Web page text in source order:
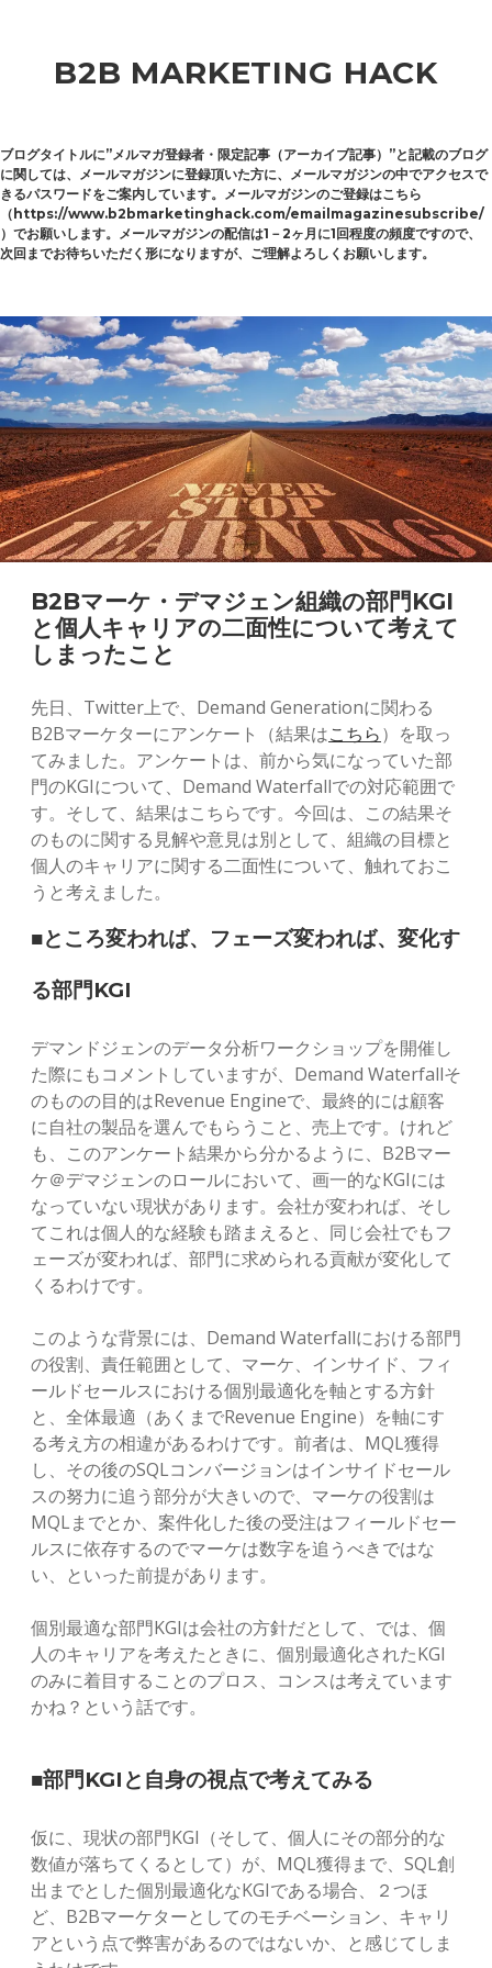
B2B MARKETING HACK
ブログタイトルに”メルマガ登録者・限定記事（アーカイブ記事）”と記載のブログ
に関しては、メールマガジンに登録頂いた方に、メールマガジンの中でアクセスで
きるパスワードをご案内しています。メールマガジンのご登録はこちら
（https://www.b2bmarketinghack.com/emailmagazinesubscribe/
）でお願いします。メールマガジンの配信は1－2ヶ月に1回程度の頻度ですので、
次回までお待ちいただく形になりますが、ご理解よろしくお願いします。
B2Bマーケ・デマジェン組織の部門KGI
と個人キャリアの二面性について考えて
しまったこと
先日、Twitter上で、Demand Generationに関わる
B2Bマーケターにアンケート（結果はこちら）を取っ
てみました。アンケートは、前から気になっていた部
門のKGIについて、Demand Waterfallでの対応範囲で
す。そして、結果はこちらです。今回は、この結果そ
のものに関する見解や意見は別として、組織の目標と
個人のキャリアに関する二面性について、触れておこ
うと考えました。
■ところ変われば、フェーズ変われば、変化す
る部門KGI
デマンドジェンのデータ分析ワークショップを開催し
た際にもコメントしていますが、Demand Waterfallそ
のものの目的はRevenue Engineで、最終的には顧客
に自社の製品を選んでもらうこと、売上です。けれど
も、このアンケート結果から分かるように、B2Bマー
ケ＠デマジェンのロールにおいて、画一的なKGIには
なっていない現状があります。会社が変われば、そし
てこれは個人的な経験も踏まえると、同じ会社でもフ
ェーズが変われば、部門に求められる貢献が変化して
くるわけです。
このような背景には、Demand Waterfallにおける部門
の役割、責任範囲として、マーケ、インサイド、フィ
ールドセールスにおける個別最適化を軸とする方針
と、全体最適（あくまでRevenue Engine）を軸にす
る考え方の相違があるわけです。前者は、MQL獲得
し、その後のSQLコンバージョンはインサイドセール
スの努力に追う部分が大きいので、マーケの役割は
MQLまでとか、案件化した後の受注はフィールドセー
ルスに依存するのでマーケは数字を追うべきではな
い、といった前提があります。
個別最適な部門KGIは会社の方針だとして、では、個
人のキャリアを考えたときに、個別最適化されたKGI
のみに着目することのプロス、コンスは考えています
かね？という話です。
■部門KGIと自身の視点で考えてみる
仮に、現状の部門KGI（そして、個人にその部分的な
数値が落ちてくるとして）が、MQL獲得まで、SQL創
出までとした個別最適化なKGIである場合、２つほ
ど、B2Bマーケターとしてのモチベーション、キャリ
アという点で弊害があるのではないか、と感じてしま